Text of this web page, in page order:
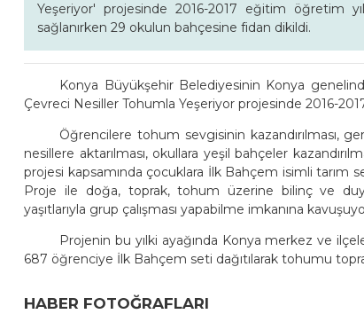
Yeşeriyor' projesinde 2016-2017 eğitim öğretim
sağlanırken 29 okulun bahçesine fidan dikildi.
Konya Büyükşehir Belediyesinin Konya
Çevreci Nesiller Tohumla Yeşeriyor projesinde 2016-
Öğrencilere tohum sevgisinin kazandırılması,
nesillere aktarılması, okullara yeşil bahçeler
projesi kapsamında çocuklara İlk Bahçem isimli tarım
Proje ile doğa, toprak, tohum üzerine bilinç ve
yaşıtlarıyla grup çalışması yapabilme imkanına
Projenin bu yılki ayağında Konya merkez ve
687 öğrenciye İlk Bahçem seti dağıtılarak tohumu
HABER FOTOĞRAFLARI